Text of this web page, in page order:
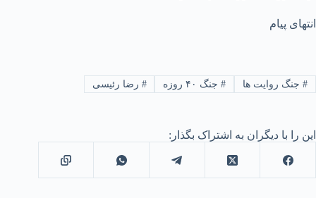
انتهای پیام
#جنگ روایت ها #جنگ ۴۰ روزه # رضا رئیسی
این را با دیگران به اشتراک بگذار: